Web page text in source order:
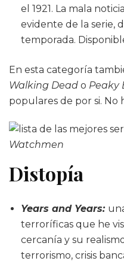
el 1921. La mala
evidente de la serie,
temporada.
En esta categoría
Walking Dead o Peaky
populares de por si. No
Watchmen
Distopía
Years and Years:
terroríficas que he
cercanía y su
terrorismo, crisis